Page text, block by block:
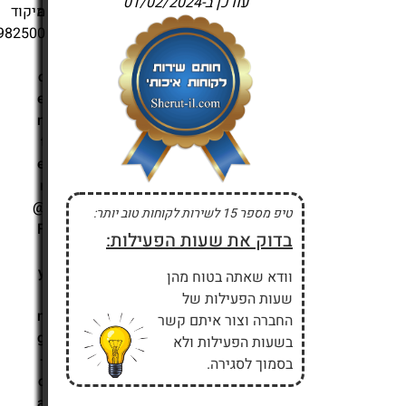
טיפ מספר 15 לשירות לקוחות טוב יותר:
בדוק את שעות הפעילות:
וודא שאתה בטוח מהן
שעות הפעילות של
החברה וצור איתם קשר
בשעות הפעילות ולא
בסמוך לסגירה.
a
l
c
e
n
t
e
r
@
F
y
n
g
-
c
מיקוד